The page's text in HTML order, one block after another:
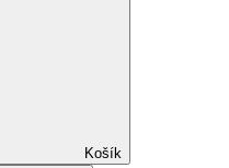
Košík